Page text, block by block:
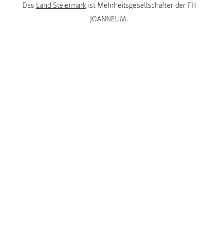
Das Land Steiermarkist Mehrheitsgesellschafter der FH
JOANNEUM.